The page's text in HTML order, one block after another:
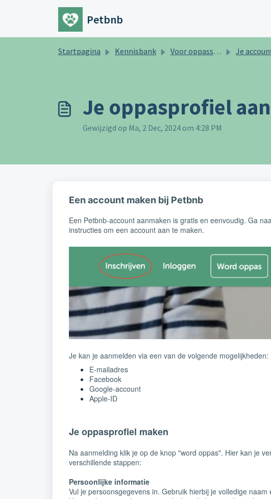
Doorgaan naar hoofdinhoud
Petbnb
Startpagina Kennisbank Voor oppassers Je
Je oppasprofiel
Gewijzigd op Ma, 2 Dec, 2024 om 4:28 PM
Een account maken bij Petbnb
Een Petbnb-account aanmaken is gratis en eenvoudig. Ga
instructies om een account aan te maken.
Je kan je aanmelden via een van de volgende mogelijkheden:
E-mailadres
Facebook
Google-account
Apple-ID
Je oppasprofiel maken
Na aanmelding klik je op de knop "word oppas". Hier kan je
verschillende stappen:
Persoonlijke informatie
Vul je persoonsgegevens in. Gebruik hierbij je volledige